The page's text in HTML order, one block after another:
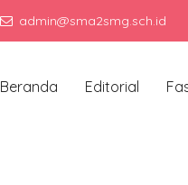
admin@sma2smg.sch.id
Menjadi
Beranda Editorial